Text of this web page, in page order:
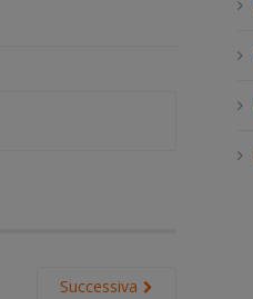
Successiva
h